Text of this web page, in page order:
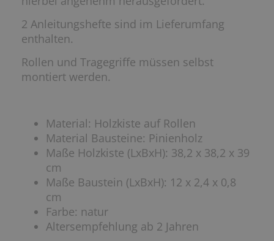
2 Anleitungshefte sind im Lieferumfang
enthalten.
Rollen und Tragegriffe müssen selbst
montiert werden.
Material: Holzkiste auf Rollen
Material Bausteine: Pinienholz
Maße Holzkiste (LxBxH): 38,2 x 38,2 x 39
cm
Maße Baustein (LxBxH): 12 x 2,4 x 0,8
cm
Farbe: natur
Altersempfehlung ab 2 Jahren